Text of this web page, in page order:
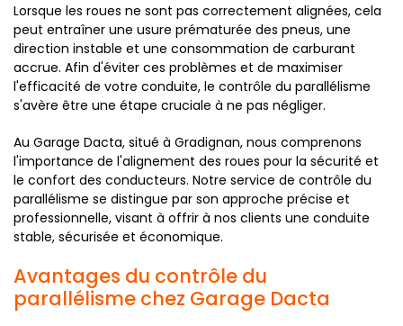
Lorsque les roues ne sont pas correctement alignées, cela
peut entraîner une usure prématurée des pneus, une
direction instable et une consommation de carburant
accrue. Afin d'éviter ces problèmes et de maximiser
l'efficacité de votre conduite, le contrôle du parallélisme
s'avère être une étape cruciale à ne pas négliger.
Au Garage Dacta, situé à Gradignan, nous comprenons
l'importance de l'alignement des roues pour la sécurité et
le confort des conducteurs. Notre service de contrôle du
parallélisme se distingue par son approche précise et
professionnelle, visant à offrir à nos clients une conduite
stable, sécurisée et économique.
Avantages du contrôle du
parallélisme chez Garage Dacta